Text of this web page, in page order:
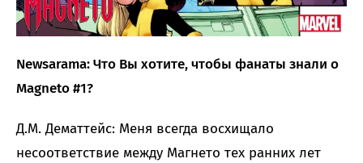
Newsarama: Что Вы хотите, чтобы фанаты знали о
Magneto #1?
Д.М. Дематтейс: Меня всегда восхищало
несоответствие между Магнето тех ранних лет